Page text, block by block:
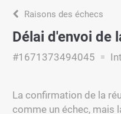
Raisons des échecs
Délai d'envoi de
#1671373494045
La confirmation de la
comme un échec, mais